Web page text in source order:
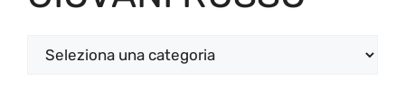
Categorie